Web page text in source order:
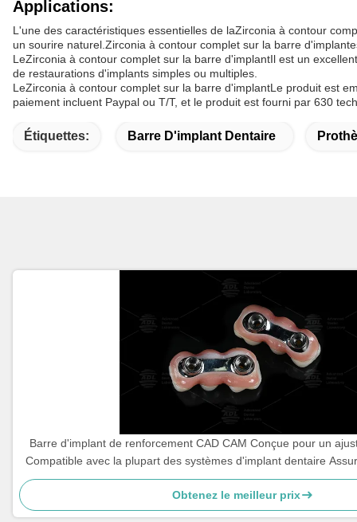
Applications:
L'une des caractéristiques essentielles de laZirconia à contour
un sourire naturel. Zirconia à contour complet sur la barre d'implant
LeZirconia à contour complet sur la barre d'implantIl est un
de restaurations d'implants simples ou multiples.
LeZirconia à contour complet sur la barre d'implantLe produit est
paiement incluent Paypal ou T/T, et le produit est fourni par 630
Étiquettes: Barre D'implant Dentaire
Barre d'implant de renforcement CAD CAM Conçue pour un
Compatible avec la plupart des systèmes d'implant dentaire
restauration dentaire Laboratoire dentaire
Obtenez le meilleur prix